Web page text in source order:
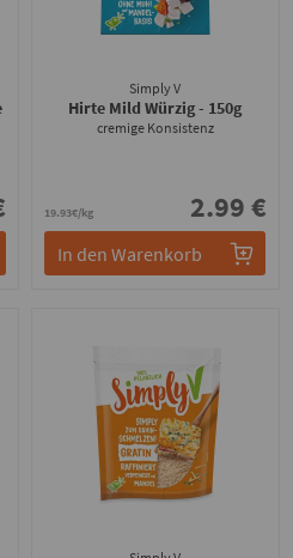
Simply V
Hirte Mild Würzig- 150g
cremige Konsistenz
19.93€/kg 2.99 €
In den Warenkorb